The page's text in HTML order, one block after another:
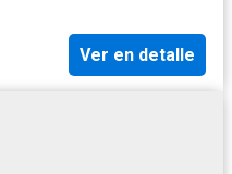
Ver en detalle